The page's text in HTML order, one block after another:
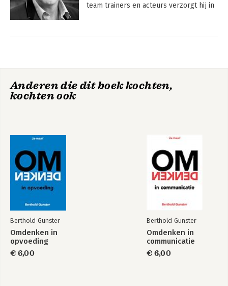
team trainers en acteurs verzorgt hij in
hebben meer dan 400.000 mensen
Andere boeken door Berthold
Omdenken in
communicatie
Ja-maar...
Omdenken
Anderen die dit boek kochten,
kochten ook
Berthold Gunster
Omdenken in
opvoeding
€ 6,00
Berthold Gunster
Omdenken in
communicatie
€ 6,00